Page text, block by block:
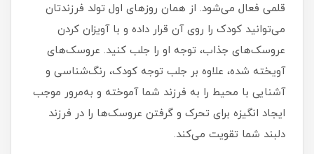
قلمی فعال می‌شود. از همان روزهای اول تولد فرزندتان
می‌توانید کودک را روی آن قرار داده و با آویزان کردن
عروسک‌های جذاب، توجه او را جلب کنید. عروسک‌های
آویخته شده، علاوه بر جلب توجه کودک، رنگ‌شناسی و
آشنایی با محیط را به فرزند شما آموخته و به‌مرور موجب
ایجاد انگیزه برای تحرک و گرفتن عروسک‌ها را در فرزند
دلبند شما تقویت می‌کند.